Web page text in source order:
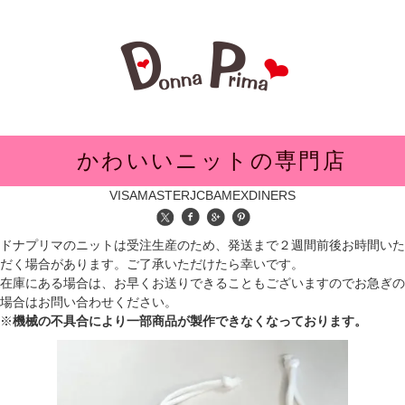
かわいいニットの専門店
VISAMASTERJCBAMEXDINERS
ドナプリマのニットは受注生産のため、発送まで２週間前後お時間いた
だく場合があります。ご了承いただけたら幸いです。
在庫にある場合は、お早くお送りできることもございますのでお急ぎの
場合はお問い合わせください。
※機械の不具合により一部商品が製作できなくなっております。